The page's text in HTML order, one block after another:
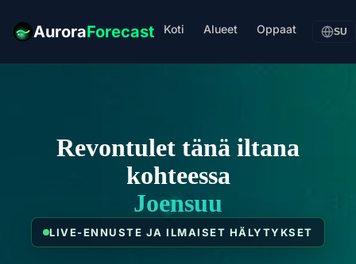
AuroraForecast Koti Alueet Oppaat SU
Revontulet tänä iltana
kohteessa
Joensuu
LIVE-ENNUSTE JA ILMAISET HÄLYTYKSET